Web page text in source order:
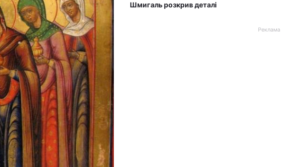
Шмигаль розкрив деталі
Реклама